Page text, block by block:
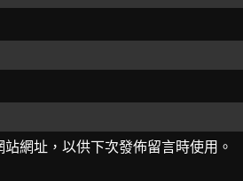
網址，以供下次發佈留言時使用。